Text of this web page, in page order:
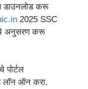
डाउनलोड करू
2025 SSC
अनुसरण करू
पोर्टल
ऑन करा.